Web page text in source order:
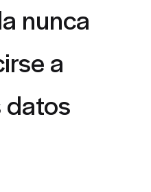
nunca
a
datos